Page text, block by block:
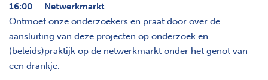
16:00 Netwerkmarkt
Ontmoet onze onderzoekers en praat door over de
aansluiting van deze projecten op onderzoek en
(beleids)praktijk op de netwerkmarkt onder het genot van
een drankje.